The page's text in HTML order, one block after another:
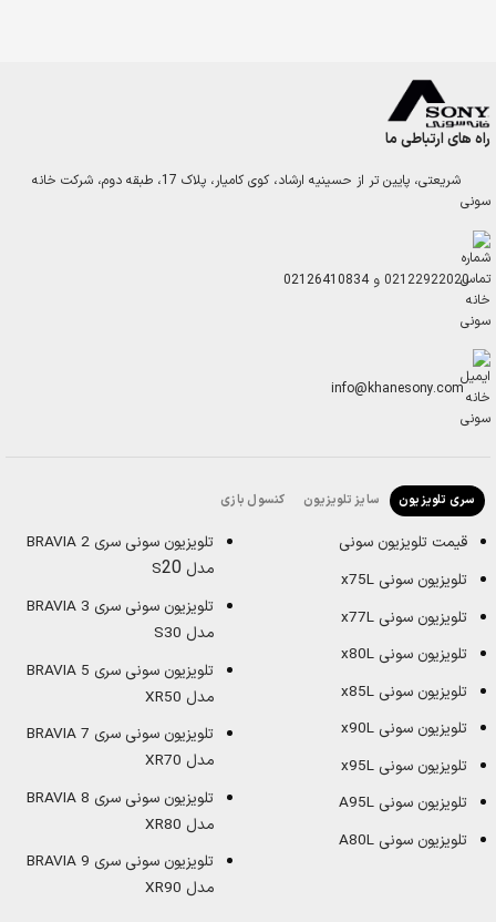
راه های ارتباطی ما
شریعتی، پایین تر از حسینیه ارشاد، کوی کامیار، پلاک 17، طبقه دوم، شرکت خانه
سونی
02122922020 و02126410834
info@khanesony.com
سری تلویزیون سایز تلویزیون کنسول بازی
قیمت تلویزیون سونی
تلویزیون سونی x75L
تلویزیون سونی x77L
تلویزیون سونی x80L
تلویزیون سونی x85L
تلویزیون سونی x90L
تلویزیون سونی x95L
تلویزیون سونی A95L
تلویزیون سونی A80L
تلویزیون سونی سری BRAVIA 2
مدل S 20
تلویزیون سونی سری BRAVIA 3
مدل S30
تلویزیون سونی سری BRAVIA 5
مدل XR50
تلویزیون سونی سری BRAVIA 7
مدل XR70
تلویزیون سونی سری BRAVIA 8
مدل XR80
تلویزیون سونی سری BRAVIA 9
مدل XR90